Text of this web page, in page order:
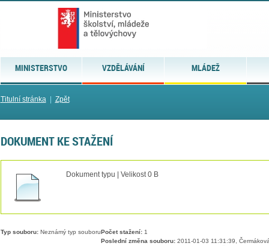
MINISTERSTVO VZDĚLÁVÁNÍ MLÁDEŽ
Titulní stránka| Zpět
DOKUMENT KE STAŽENÍ
Dokument typu | Velikost 0 B
Typ souboru:Neznámý typ souboru Počet stažení:1
Poslední změna souboru:2011-01-03 11:31:39,